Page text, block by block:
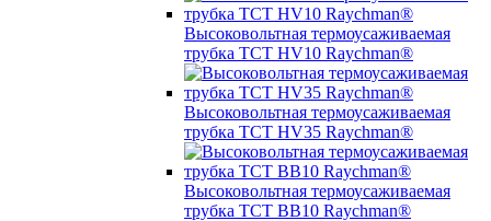
Высоковольтная термоусаживаемая
трубка TCT HV10 Raychman®
Высоковольтная термоусаживаемая
трубка TCT HV35 Raychman®
Высоковольтная термоусаживаемая
трубка TCT BB10 Raychman®